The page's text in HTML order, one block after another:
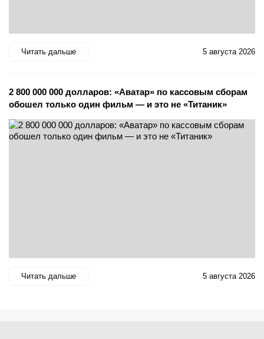
Читать дальше 5 августа 2026
2 800 000 000 долларов: «Аватар» по кассовым сборам
обошел только один фильм — и это не «Титаник»
Читать дальше 5 августа 2026